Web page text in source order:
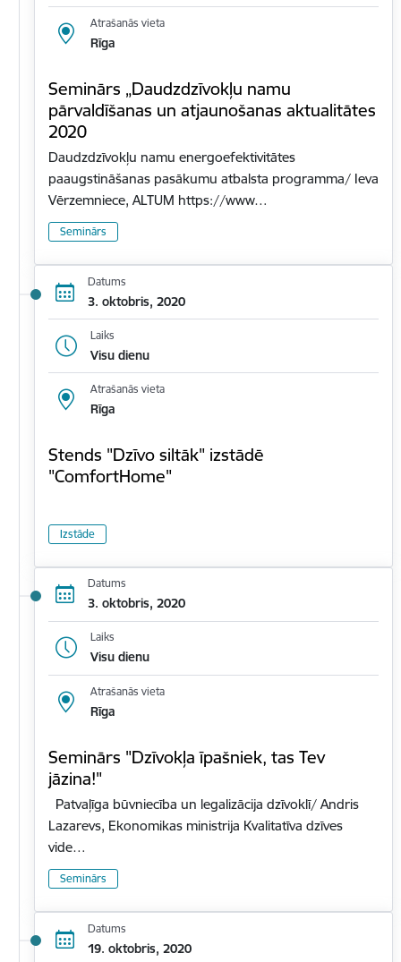
Atrašanās vieta
Rīga
Seminārs „Daudzdzīvokļu namu
pārvaldīšanas un atjaunošanas aktualitātes
2020
Daudzdzīvokļu namu energoefektivitātes
paaugstināšanas pasākumu atbalsta programma/ Ieva
Vērzemniece, ALTUM https://www…
Seminārs
Datums
3. oktobris, 2020
Laiks
Visu dienu
Atrašanās vieta
Rīga
Stends "Dzīvo siltāk" izstādē
"ComfortHome"
Izstāde
Datums
3. oktobris, 2020
Laiks
Visu dienu
Atrašanās vieta
Rīga
Seminārs "Dzīvokļa īpašniek, tas Tev
jāzina!"
Patvaļīga būvniecība un legalizācija dzīvoklī/ Andris
Lazarevs, Ekonomikas ministrija Kvalitatīva dzīves
vide…
Seminārs
Datums
19. oktobris, 2020